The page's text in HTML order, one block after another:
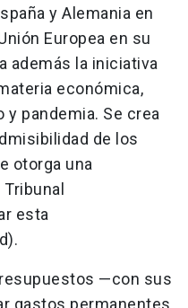
y Alemania en
Europea en su
además la iniciativa
económica,
pandemia. Se crea
de los
otorga una
esta
—con sus
gastos permanentes